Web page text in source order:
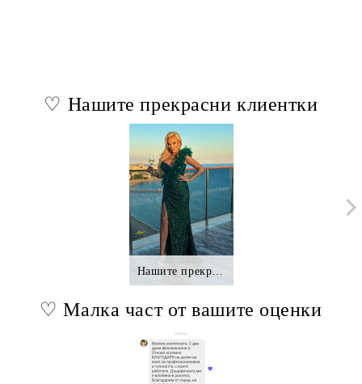
♡ Нашите прекрасни клиентки
Нашите прекрасни клиентки.,.
♡ Малка част от вашите оценки